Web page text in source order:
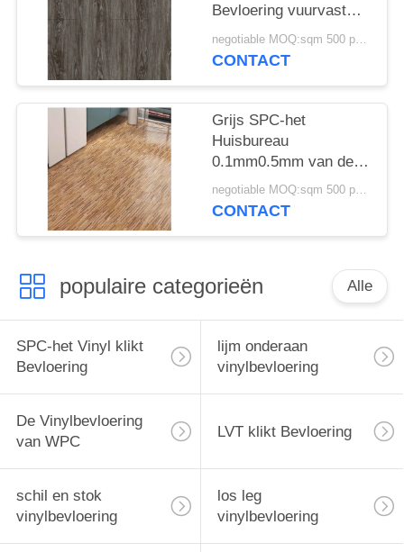
Bevloering vuurvast
maakt 3.0mm5.0mm
negotiable MOQ:sqm 500 per kleur
CONTACT
Grijs SPC-het
Huisbureau
0.1mm0.5mm van de
Luxe Vinylbevloering
negotiable MOQ:sqm 500 per kleur
CONTACT
populaire categorieën Alle
SPC-het Vinyl klikt
Bevloering
lijm onderaan
vinylbevloering
De Vinylbevloering
van WPC
LVT klikt Bevloering
schil en stok
vinylbevloering
los leg
vinylbevloering